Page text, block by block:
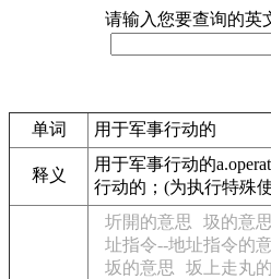
请输入您要查询的英
单词 用于军事行动的
释义
用于军事行动的
行动的；(为执行特殊
圻開的意思 圾的意思
址指令--地址指令的
坂的意思
坂上走丸